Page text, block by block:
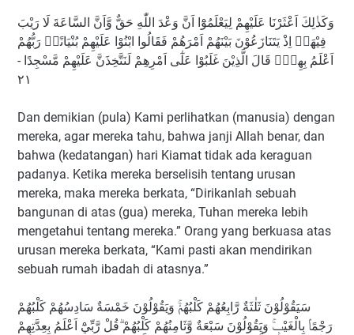
وَكَذٰلِكَ اَعْثَرْنَا عَلَيْهِمْ لِيَعْلَمُوْٓا اَنَّ وَعْدَ اللّٰهِ حَقٌّ وَّاَنَّ السَّاعَةَ لَا رَيْبَ
فِيْهَاۚ اِذْ يَتَنَازَعُوْنَ بَيْنَهُمْ اَمْرَهُمْ فَقَالُوا ابْنُوْا عَلَيْهِمْ بُنْيَانًاۗ رَبُّهُمْ
اَعْلَمُ بِهِمْۗ قَالَ الَّذِيْنَ غَلَبُوْا عَلٰٓى اَمْرِهِمْ لَنَتَّخِذَنَّ عَلَيْهِمْ مَّسْجِدًا -
٢١
Dan demikian (pula) Kami perlihatkan (manusia) dengan
mereka, agar mereka tahu, bahwa janji Allah benar, dan
bahwa (kedatangan) hari Kiamat tidak ada keraguan
padanya. Ketika mereka berselisih tentang urusan
mereka, maka mereka berkata, “Dirikanlah sebuah
bangunan di atas (gua) mereka, Tuhan mereka lebih
mengetahui tentang mereka.” Orang yang berkuasa atas
urusan mereka berkata, “Kami pasti akan mendirikan
sebuah rumah ibadah di atasnya.”
سَيَقُوْلُوْنَ ثَلٰثَةٌ رَّابِعُهُمْ كَلْبُهُمْۚ وَيَقُوْلُوْنَ خَمْسَةٌ سَادِسُهُمْ كَلْبُهُمْ
رَجْمًاۢ بِالْغَيْبِۚ وَيَقُوْلُوْنَ سَبْعَةٌ وَّثَامِنُهُمْ كَلْبُهُمْ ۗقُلْ رَّبِّيْٓ اَعْلَمُ بِعِدَّتِهِمْ